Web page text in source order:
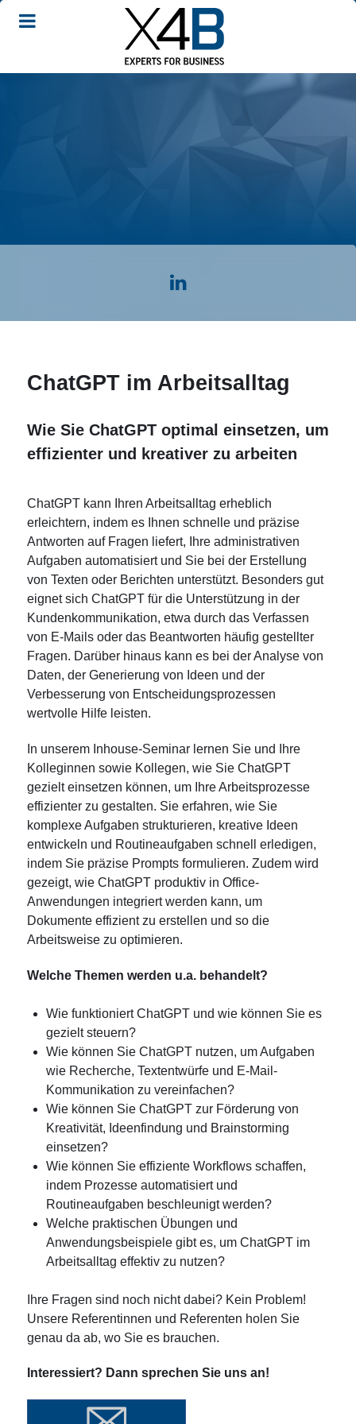
ChatGPT im Arbeitsalltag
Wie Sie ChatGPT optimal einsetzen, um
effizienter und kreativer zu arbeiten
ChatGPT kann Ihren Arbeitsalltag erheblich
erleichtern, indem es Ihnen schnelle und präzise
Antworten auf Fragen liefert, Ihre administrativen
Aufgaben automatisiert und Sie bei der Erstellung
von Texten oder Berichten unterstützt. Besonders gut
eignet sich ChatGPT für die Unterstützung in der
Kundenkommunikation, etwa durch das Verfassen
von E-Mails oder das Beantworten häufig gestellter
Fragen. Darüber hinaus kann es bei der Analyse von
Daten, der Generierung von Ideen und der
Verbesserung von Entscheidungsprozessen
wertvolle Hilfe leisten.
In unserem Inhouse-Seminar lernen Sie und Ihre
Kolleginnen sowie Kollegen, wie Sie ChatGPT
gezielt einsetzen können, um Ihre Arbeitsprozesse
effizienter zu gestalten. Sie erfahren, wie Sie
komplexe Aufgaben strukturieren, kreative Ideen
entwickeln und Routineaufgaben schnell erledigen,
indem Sie präzise Prompts formulieren. Zudem wird
gezeigt, wie ChatGPT produktiv in Office-
Anwendungen integriert werden kann, um
Dokumente effizient zu erstellen und so die
Arbeitsweise zu optimieren.
Welche Themen werden u.a. behandelt?
Wie funktioniert ChatGPT und wie können Sie es
gezielt steuern?
Wie können Sie ChatGPT nutzen, um Aufgaben
wie Recherche, Textentwürfe und E-Mail-
Kommunikation zu vereinfachen?
Wie können Sie ChatGPT zur Förderung von
Kreativität, Ideenfindung und Brainstorming
einsetzen?
Wie können Sie effiziente Workflows schaffen,
indem Prozesse automatisiert und
Routineaufgaben beschleunigt werden?
Welche praktischen Übungen und
Anwendungsbeispiele gibt es, um ChatGPT im
Arbeitsalltag effektiv zu nutzen?
Ihre Fragen sind noch nicht dabei? Kein Problem!
Unsere Referentinnen und Referenten holen Sie
genau da ab, wo Sie es brauchen.
Interessiert? Dann sprechen Sie uns an!